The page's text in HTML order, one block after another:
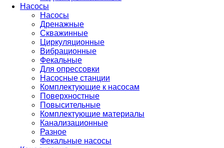
Насосы
Насосы
Дренажные
Скважинные
Циркуляционные
Вибрационные
Фекальные
Для опрессовки
Насосные станции
Комплектующие к насосам
Поверхностные
Повысительные
Комплектующие материалы
Канализационные
Разное
Фекальные насосы